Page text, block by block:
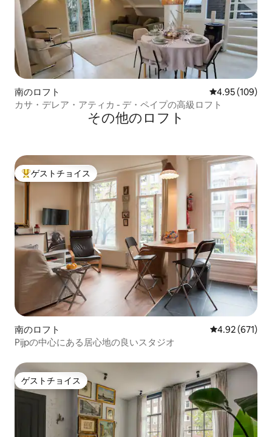
南のロフト レビュー109
4.95 (109)
カサ・デレア・アティカ - デ・ペイプの高級ロフト
その他のロフト
大好評のゲストチョイスです。
ゲストチョイス
南のロフト レビュー671
4.92 (671)
Pijpの中心にある居心地の良いスタジオ
ゲストチョイス
ゲストチョイス